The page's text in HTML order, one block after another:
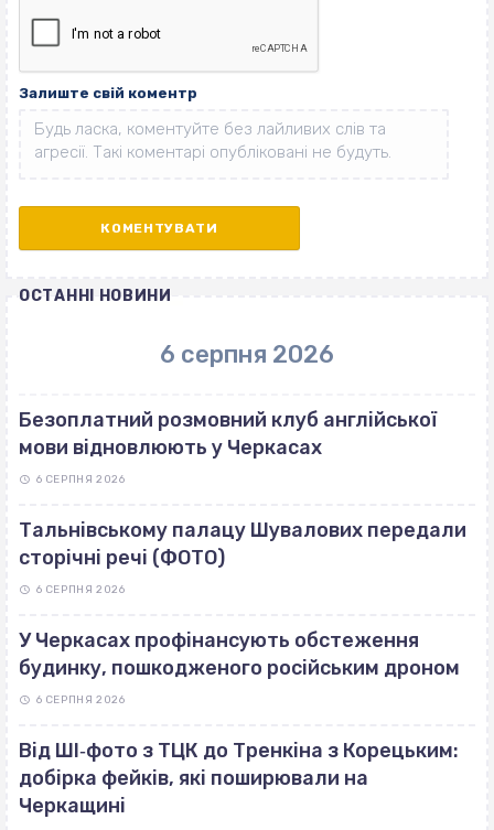
Залиште свій коментр
ОСТАННІ НОВИНИ
6 серпня 2026
Безоплатний розмовний клуб англійської
мови відновлюють у Черкасах
6 СЕРПНЯ 2026
Тальнівському палацу Шувалових передали
сторічні речі (ФОТО)
6 СЕРПНЯ 2026
У Черкасах профінансують обстеження
будинку, пошкодженого російським дроном
6 СЕРПНЯ 2026
Від ШІ‐фото з ТЦК до Тренкіна з Корецьким:
добірка фейків, які поширювали на
Черкащині